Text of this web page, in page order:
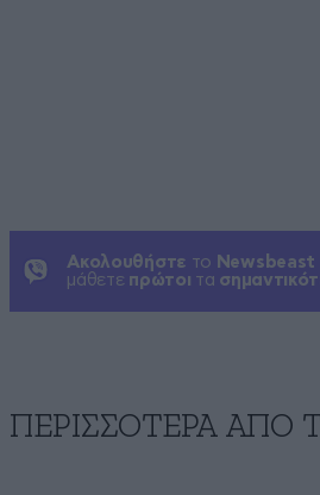
Ακολουθήστε το Newsbeast
μάθετε πρώτοι τα
ΠΕΡΙΣΣΟΤΕΡΑ ΑΠΟ